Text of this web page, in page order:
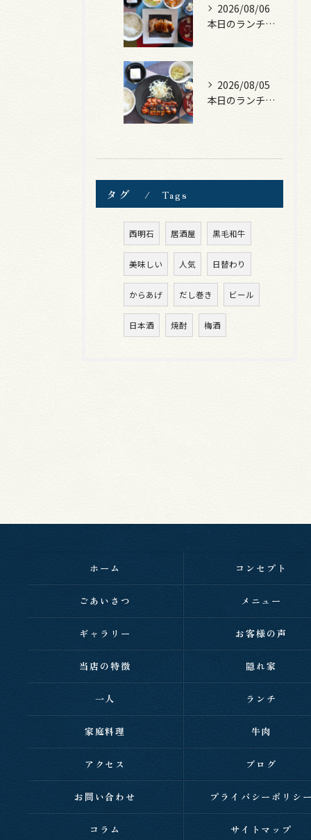
2026/08/06
本日のランチは、照焼きチキン！
2026/08/05
本日のランチは、ロース豚カツ梅はさみ！
タグ Tags
西明石 居酒屋 黒毛和牛
美味しい 人気 日替わり
からあげ だし巻き ビール
日本酒 焼酎 梅酒
ホーム コンセプト
ごあいさつ メニュー
ギャラリー お客様の声
当店の特徴 隠れ家
一人 ランチ
家庭料理 牛肉
アクセス ブログ
お問い合わせ プライバシーポリシ
コラム サイトマップ